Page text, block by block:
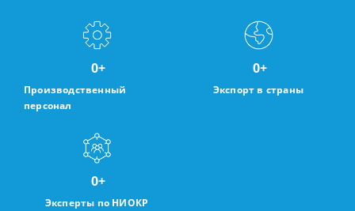
Производственный
персонал
0+
Экспорт в страны
0+
Эксперты по НИОКР
0+